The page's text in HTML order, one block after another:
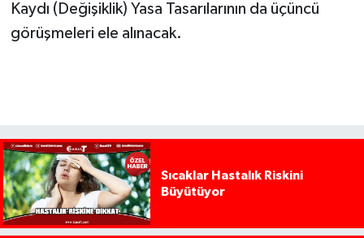
Kaydı (Değişiklik) Yasa Tasarılarının da üçüncü
görüşmeleri ele alınacak.
Sıcaklar Hastalık Riskini
Büyütüyor